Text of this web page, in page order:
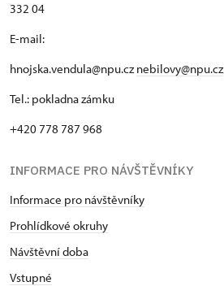
332 04
E-mail:
hnojska.vendula@npu.cznebilovy@npu.cz
Tel.: pokladna zámku
+420 778 787 968
INFORMACE PRO NÁVŠTĚVNÍKY
Informace pro návštěvníky
Prohlídkové okruhy
Návštěvní doba
Vstupné